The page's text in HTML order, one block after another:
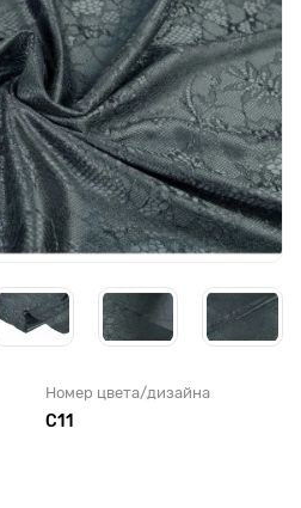
Номер цвета/дизайна
С11